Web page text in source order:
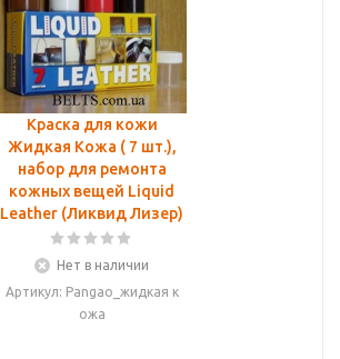
Краска для кожи
Жидкая Кожа ( 7 шт.),
набор для ремонта
кожных вещей Liquid
Leather (Ликвид Лизер)
Нет в наличии
Артикул: Pangao_жидкая к
ожа